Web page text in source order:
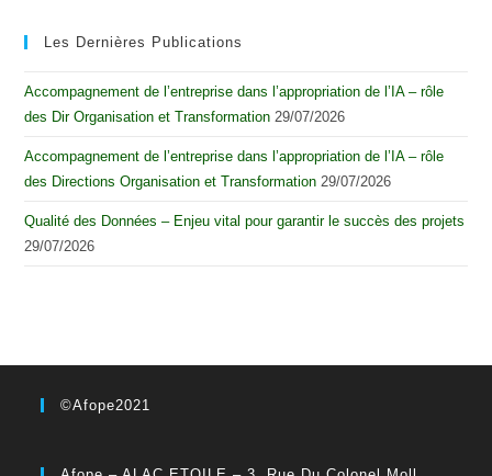
Les Dernières Publications
Accompagnement de l’entreprise dans l’appropriation de l’IA – rôle
des Dir Organisation et Transformation 29/07/2026
Accompagnement de l’entreprise dans l’appropriation de l’IA – rôle
des Directions Organisation et Transformation 29/07/2026
Qualité des Données – Enjeu vital pour garantir le succès des projets
29/07/2026
©Afope2021